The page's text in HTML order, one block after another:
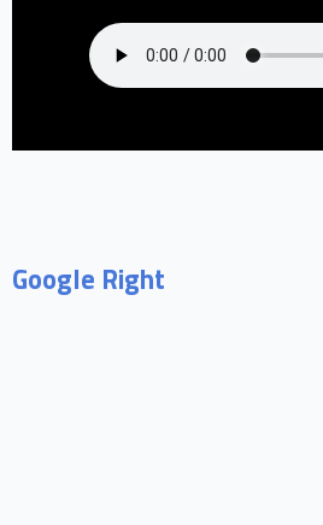
Google Right